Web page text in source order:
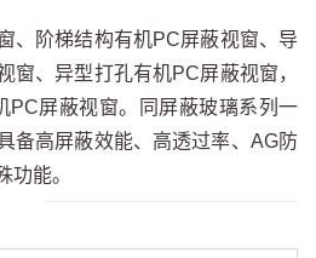
、阶梯结构有机PC屏蔽视窗、导
窗、异型打孔有机PC屏蔽视窗，
PC屏蔽视窗。同屏蔽玻璃系列一
备高屏蔽效能、高透过率、AG防
功能。